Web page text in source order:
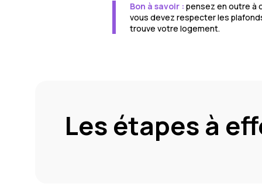
Bon à savoir : pensez en outre à
vous devez respecter les
trouve votre logement.
Les étapes à